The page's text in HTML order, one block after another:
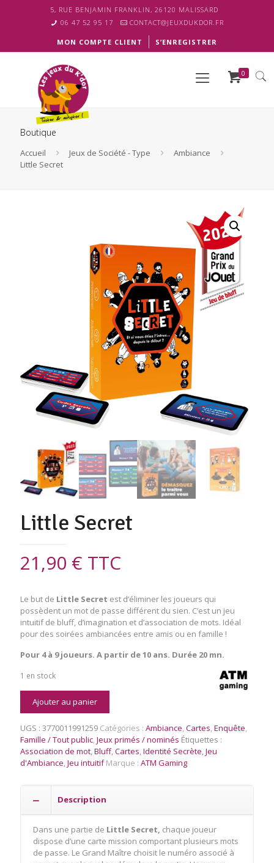
5, RUE BENJAMIN FRANKLIN, 26120 MALISSARD
06 47 52 95 17
CONTACT@JEUXDUKDOR.FR
MON COMPTE CLIENT S’ENREGISTRER
0
Boutique
Accueil Jeux de Société - Type
Ambiance
Little Secret
Little Secret
21,90 € TTC
Le but de Little Secret est d’éliminer les joueurs qui
possèdent un mot de passe différent du sien. C’est un jeu
intuitif de bluff, d’imagination et d’association de mots. Idéal
pour des soirées ambiancées entre amis ou en famille !
Pour 4 à 9 joueurs. A partir de 10 ans. Durée 20 mn.
1 en stock
Secret
Ajouter au panier
UGS : 3770011991259 Catégories : Ambiance,Cartes,Enquête,
Famille / Tout public,Jeux primés / nominés Étiquettes :
Association de mot,Bluff,Cartes,Identité Secrète,Jeu
d'Ambiance,Jeu intuitif Marque : ATM Gaming
Description
Dans une partie de Little Secret, chaque joueur
dispose d’une carte mission comportant plusieurs mots
de passe. Le Grand Maître choisit le numéro associé à